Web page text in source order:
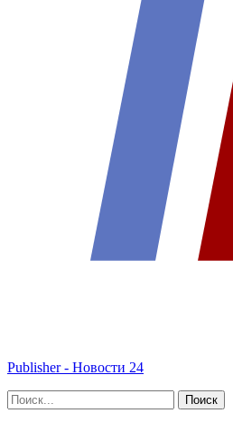
Publisher - Новости 24